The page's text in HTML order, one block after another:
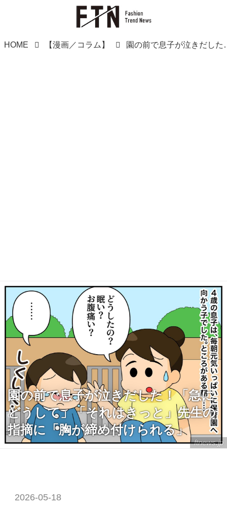
HOME 【漫画／コラム】 園の前で息子が泣き
ftnews.jp
園の前で息子が泣きだした！「急に
どうして」「それはきっと」先生の
指摘に「胸が締め付けられる」
2026-05-18